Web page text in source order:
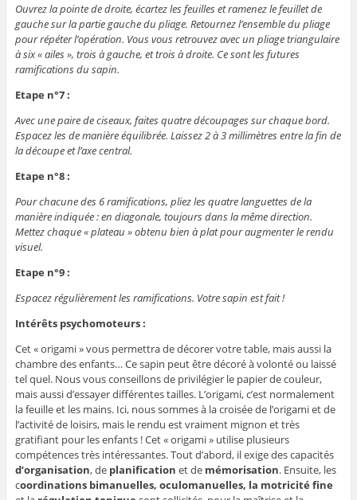
Ouvrez la pointe de droite, écartez les feuilles et ramenez le feuillet de
gauche sur la partie gauche du pliage. Retournez l’ensemble du pliage
pour répéter l’opération. Vous vous retrouvez avec un pliage triangulaire
à six « ailes », trois à gauche, et trois à droite. Ce sont les futures
ramifications du sapin.
Etape n°7 :
Avec une paire de ciseaux, faites quatre découpages sur chaque bord.
Espacez les de manière équilibrée. Laissez 2 à 3 millimètres entre la fin de
la découpe et l’axe central.
Etape n°8 :
Pour chacune des 6 ramifications, pliez les quatre languettes de la
manière indiquée : en diagonale, toujours dans la même direction.
Mettez chaque « plateau » obtenu bien à plat pour augmenter le rendu
visuel.
Etape n°9 :
Espacez régulièrement les ramifications. Votre sapin est fait !
Intérêts psychomoteurs :
Cet « origami » vous permettra de décorer votre table, mais aussi la
chambre des enfants… Ce sapin peut être décoré à volonté ou laissé
tel quel. Nous vous conseillons de privilégier le papier de couleur,
mais aussi d’essayer différentes tailles. L’origami, c’est normalement
la feuille et les mains. Ici, nous sommes à la croisée de l’origami et de
l’activité de loisirs, mais le rendu est vraiment mignon et très
gratifiant pour les enfants ! Cet « origami » utilise plusieurs
compétences très intéressantes. Tout d’abord, il exige des capacités
d’organisation, de planification et de mémorisation. Ensuite, les
coordinations bimanuelles, oculomanuelles, la motricité fine